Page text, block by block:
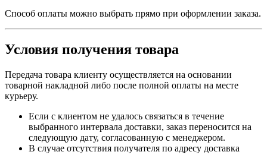
Способ оплаты можно выбрать прямо при оформлении заказа.
Условия получения товара
Передача товара клиенту осуществляется на основании
товарной накладной либо после полной оплаты на месте
курьеру.
Если с клиентом не удалось связаться в течение
выбранного интервала доставки, заказ переносится на
следующую дату, согласованную с менеджером.
В случае отсутствия получателя по адресу доставка